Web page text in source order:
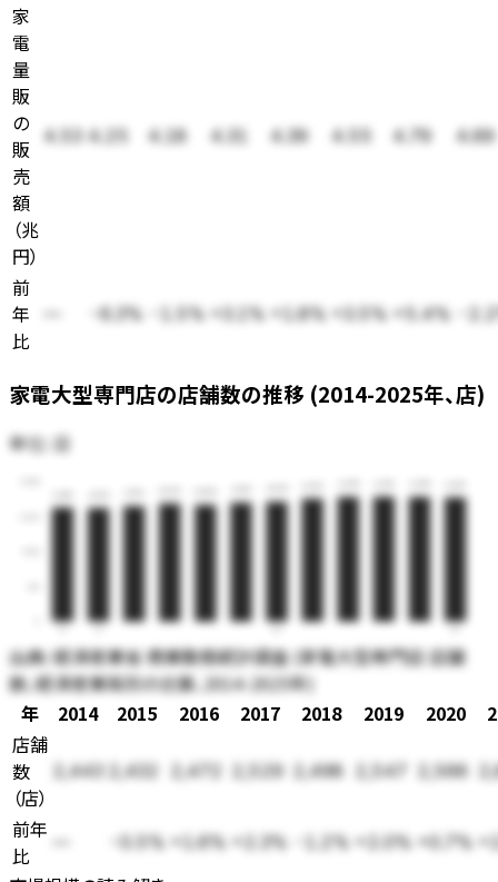
家
電
量
販
の
販
売
額
（兆
円）
4.53 4.25 4.18 4.31 4.39 4.55 4.79 4.69
前
年
比
-6.3% -1.5% +3.1% +1.8% +3.5% +5.4% -
家電大型専門店の店舗数の推移 (2014-2025年、店)
単位:店
出典:経済産業省 商業動態統計調査 (家電大型専門店 店舗
数、経済産業局別の合算、2014-2025年)
年
2014 2015 2016 2017 2018 2019 2020
店舗
数
（店）
2,443 2,432 2,472 2,529 2,498 2,547 2,566
前年
比
-0.5% +1.6% +2.3% -1.2% +2.0% +0.7%